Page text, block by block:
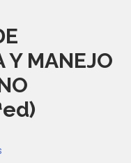
Y MANEJO